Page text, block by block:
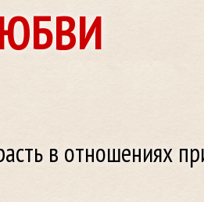
в отношениях